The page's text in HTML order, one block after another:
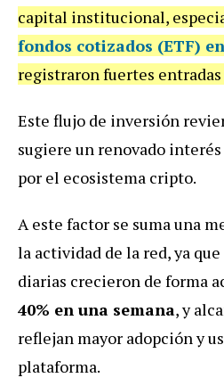
capital institucional,
fondos cotizados (ETF)
registraron fuertes
Este flujo de inversión
sugiere un renovado
por el ecosistema cripto.
A este factor se suma una
la actividad de la red, ya
diarias crecieron de forma
40% en una semana, y
reflejan mayor adopción y
plataforma.